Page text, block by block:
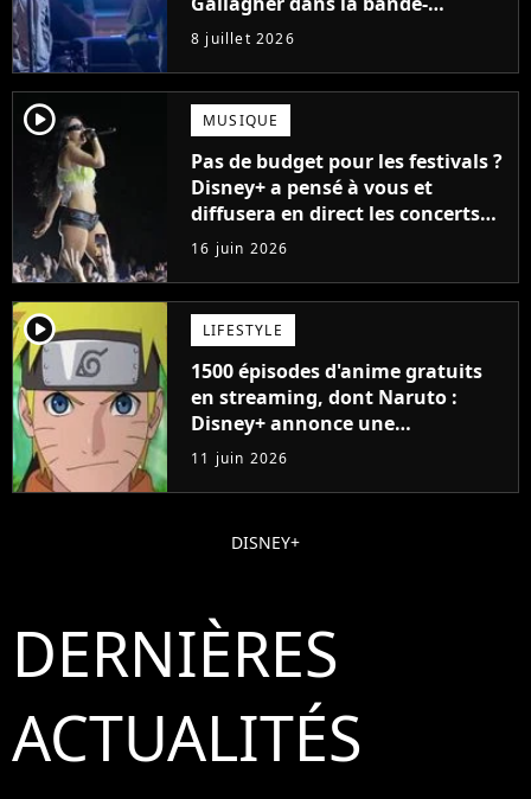
annonce du documentaire sur
Oasis
8 juillet 2026
player2 MUSIQUE
Pas de budget pour les festivals ?
Disney+ a pensé à vous et
diffusera en direct les concerts
de cet incontournable festival
16 juin 2026
player2 LIFESTYLE
1500 épisodes d'anime gratuits
en streaming, dont Naruto :
Disney+ annonce une
collaboration impressionnante
11 juin 2026
DISNEY+
DERNIÈRES
ACTUALITÉS